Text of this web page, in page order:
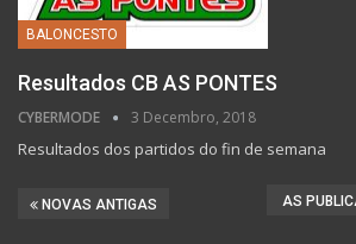
BALONCESTO
Resultados CB AS PONTES
CYBERMODE 3 Decembro, 2018
Resultados dos partidos do fin de semana
NOVAS ANTIGAS AS